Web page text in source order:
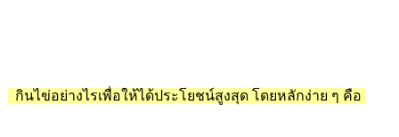
กินไข่อย่างไรเพื่อให้ได้ประโยชน์สูงสุด โดยหลักง่าย ๆ คือ